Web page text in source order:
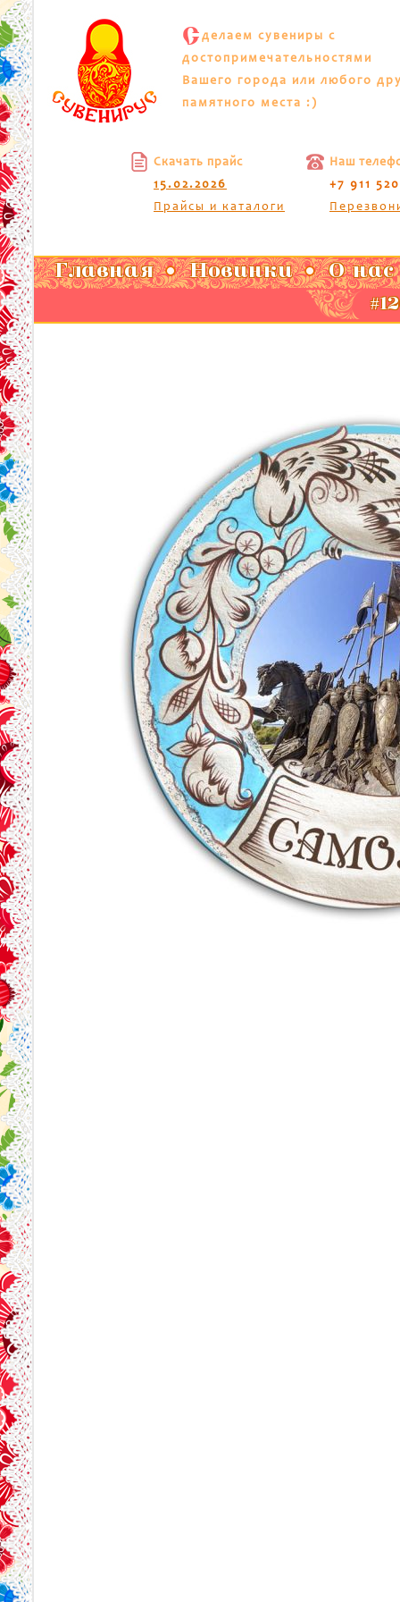
С делаем сувениры с
достопримечательностями
Вашего города или любого
памятного места :)
Скачать прайс
15.02.2026
Прайсы и каталоги
Наш
+7 911
Главная Новинки О нас